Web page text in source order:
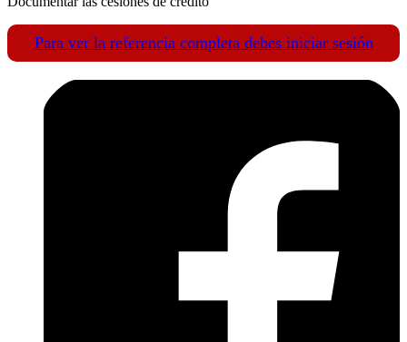
Para ver la referencia completa debes iniciar sesión